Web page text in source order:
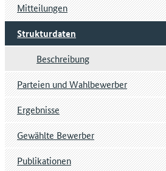
Mitteilungen
Strukturdaten
Beschreibung
Parteien und Wahlbewerber
Ergebnisse
Gewählte Bewerber
Publikationen